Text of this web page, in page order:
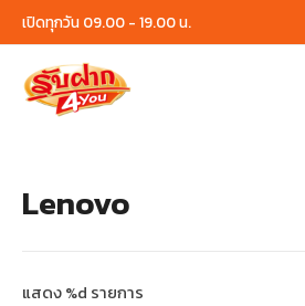
Skip
to
content
เปิดทุกวัน 09.00 - 19.00 น.
Lenovo
แสดง %d รายการ